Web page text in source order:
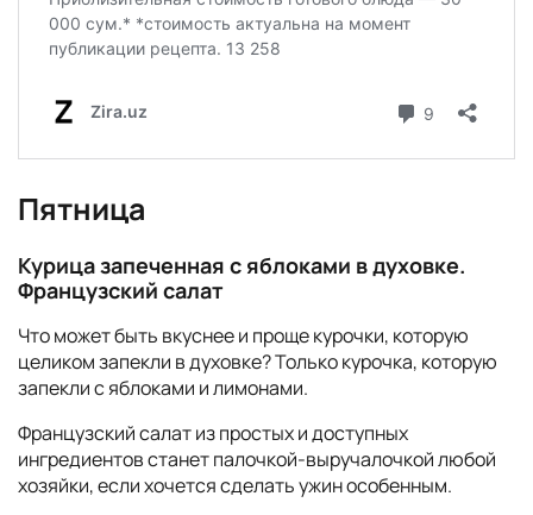
Пятница
Курица запеченная с яблоками в духовке.
Французский салат
Что может быть вкуснее и проще курочки, которую
целиком запекли в духовке? Только курочка, которую
запекли с яблоками и лимонами.
Французский салат из простых и доступных
ингредиентов станет палочкой-выручалочкой любой
хозяйки, если хочется сделать ужин особенным.